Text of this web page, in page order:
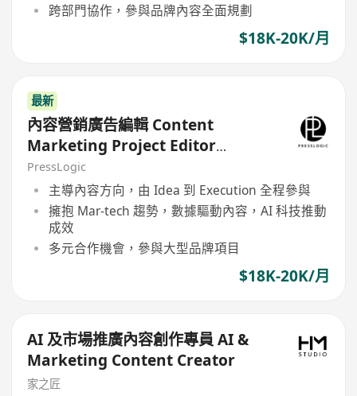
跨部門協作，參與品牌內容全面規劃
$18K-20K/月
最新
內容營銷廣告編輯 Content
Marketing Project Editor
(HolidaySmart 假期日常 / PetCity
毛孩日常)
PressLogic
主導內容方向，由 Idea 到 Execution 全程參與
擁抱 Mar-tech 趨勢，數據驅動內容，AI 科技推動
成效
多元合作機會，參與大型品牌項目
$18K-20K/月
AI 及市場推廣內容創作專員 AI &
Marketing Content Creator
家之匠